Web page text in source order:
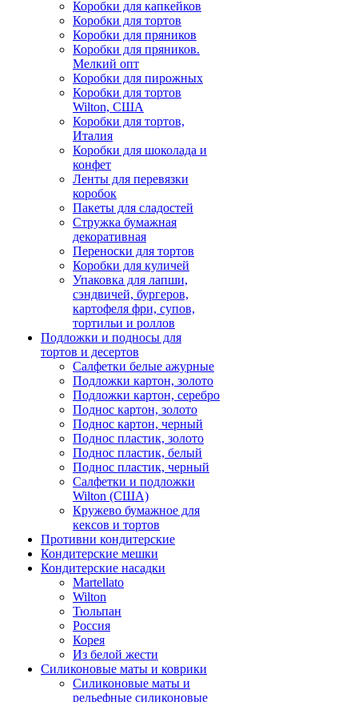
Коробки для капкейков
Коробки для тортов
Коробки для пряников
Коробки для пряников.
Мелкий опт
Коробки для пирожных
Коробки для тортов
Wilton, США
Коробки для тортов,
Италия
Коробки для шоколада и
конфет
Ленты для перевязки
коробок
Пакеты для сладостей
Стружка бумажная
декоративная
Переноски для тортов
Коробки для куличей
Упаковка для лапши,
сэндвичей, бургеров,
картофеля фри, супов,
тортильи и роллов
Подложки и подносы для
тортов и десертов
Салфетки белые ажурные
Подложки картон, золото
Подложки картон, серебро
Поднос картон, золото
Поднос картон, черный
Поднос пластик, золото
Поднос пластик, белый
Поднос пластик, черный
Салфетки и подложки
Wilton (США)
Кружево бумажное для
кексов и тортов
Противни кондитерские
Кондитерские мешки
Кондитерские насадки
Martellato
Wilton
Тюльпан
Россия
Корея
Из белой жести
Силиконовые маты и коврики
Силиконовые маты и
рельефные силиконовые